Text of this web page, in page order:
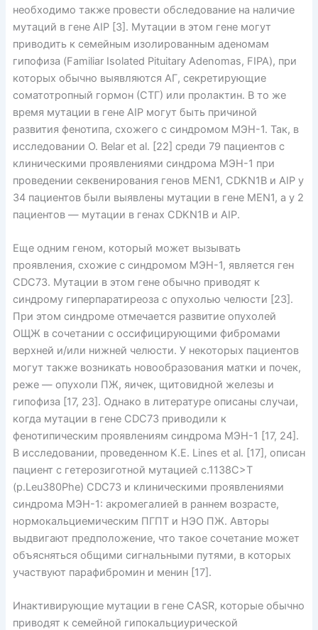
необходимо также провести обследование на наличие
мутаций в гене AIP [3]. Мутации в этом гене могут
приводить к семейным изолированным аденомам
гипофиза (Familiar Isolated Pituitary Adenomas, FIPA), при
которых обычно выявляются АГ, секретирующие
соматотропный гормон (СТГ) или пролактин. В то же
время мутации в гене AIP могут быть причиной
развития фенотипа, схожего с синдромом МЭН-1. Так, в
исследовании O. Belar et al. [22] среди 79 пациентов с
клиническими проявлениями синдрома МЭН-1 при
проведении секвенирования генов MEN1, CDKN1B и AIP у
34 пациентов были выявлены мутации в гене MEN1, а у 2
пациентов — мутации в генах CDKN1B и AIP.
Еще одним геном, который может вызывать
проявления, схожие с синдромом МЭН-1, является ген
CDC73. Мутации в этом гене обычно приводят к
синдрому гиперпаратиреоза с опухолью челюсти [23].
При этом синдроме отмечается развитие опухолей
ОЩЖ в сочетании с оссифицирующими фибромами
верхней и/или нижней челюсти. У некоторых пациентов
могут также возникать новообразования матки и почек,
реже — опухоли ПЖ, яичек, щитовидной железы и
гипофиза [17, 23]. Однако в литературе описаны случаи,
когда мутации в гене CDC73 приводили к
фенотипическим проявлениям синдрома МЭН-1 [17, 24].
В исследовании, проведенном K.E. Lines et al. [17], описан
пациент с гетерозиготной мутацией c.1138C>T
(p.Leu380Phe) CDC73 и клиническими проявлениями
синдрома МЭН-1: акромегалией в раннем возрасте,
нормокальциемическим ПГПТ и НЭО ПЖ. Авторы
выдвигают предположение, что такое сочетание может
объясняться общими сигнальными путями, в которых
участвуют парафибромин и менин [17].
Инактивирующие мутации в гене CASR, которые обычно
приводят к семейной гипокальциурической